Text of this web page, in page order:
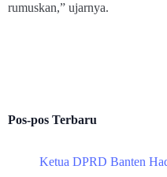
rumuskan,” ujarnya.
Pos-pos Terbaru
Ketua DPRD Banten